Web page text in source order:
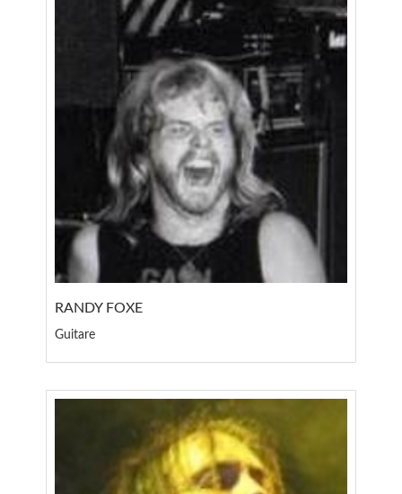
RANDY FOXE
Guitare